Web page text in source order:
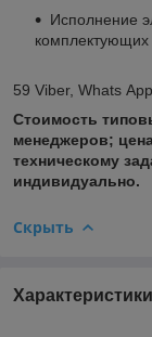
Исполнение
комплектующих
+375
59 Viber, Whats
Стоимость
менеджеров;
техническому
индивидуально.
Скрыть
Характеристики